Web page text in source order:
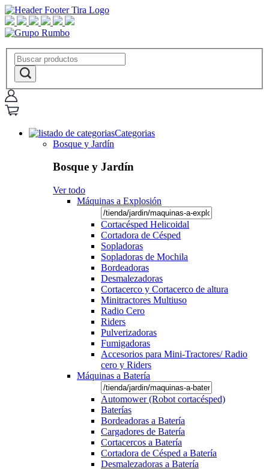
Categorias
Bosque y Jardín
Bosque y Jardín
Ver todo
Máquinas a Explosión
Cortacésped Helicoidal
Cortadora de Césped
Sopladoras
Sopladoras de Mochila
Bordeadoras
Desmalezadoras
Cortacerco y Cortacerco de altura
Minitractores Multiuso
Radio Cero
Riders
Pulverizadoras
Fumigadoras
Accesorios para Mini-Tractores/ Radio
cero y Riders
Máquinas a Batería
Automower (Robot cortacésped)
Baterías
Bordeadoras a Batería
Cargadores de Batería
Cortacercos a Batería
Cortadora de Césped a Batería
Desmalezadoras a Batería